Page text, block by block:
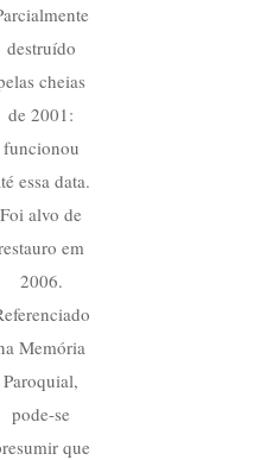
destruído
cheias
de 2001:
funcionou
essa data.
Foi alvo de
em
2006.
Memória
Paroquial,
pode-se
que